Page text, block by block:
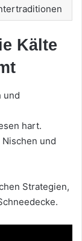
Kälte
und
hart.
und
Strategien,